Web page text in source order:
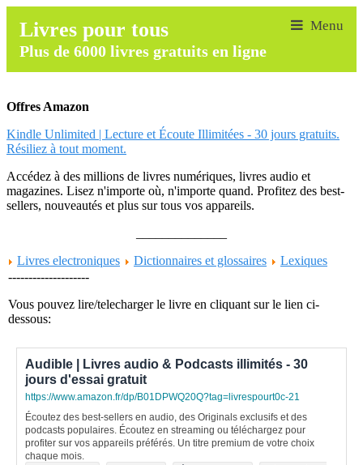
Livres pour tous
Plus de 6000 livres gratuits en ligne
Offres Amazon
Kindle Unlimited | Lecture et Écoute Illimitées - 30 jours gratuits.
Résiliez à tout moment.
Accédez à des millions de livres numériques, livres audio et
magazines. Lisez n'importe où, n'importe quand. Profitez des best-
sellers, nouveautés et plus sur tous vos appareils.
Livres electroniques
Dictionnaires et glossaires
Lexiques
--------------------
Vous pouvez lire/telecharger le livre en cliquant sur le lien ci-
dessous:
Audible | Livres audio & Podcasts illimités - 30
jours d'essai gratuit
https://www.amazon.fr/dp/B01DPWQ20Q?tag=livrespourt0c-21
Écoutez des best-sellers en audio, des Originals exclusifs et des
podcasts populaires. Écoutez en streaming ou téléchargez pour
profiter sur vos appareils préférés. Un titre premium de votre choix
chaque mois.